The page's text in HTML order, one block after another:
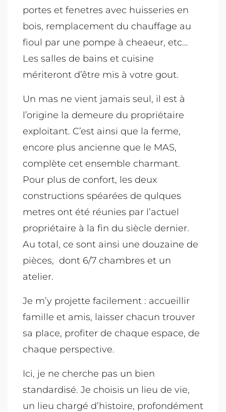
portes et fenetres avec huisseries en
bois, remplacement du chauffage au
fioul par une pompe à cheaeur, etc…
Les salles de bains et cuisine
mériteront d’être mis à votre gout.
Un mas ne vient jamais seul, il est à
l’origine la demeure du propriétaire
exploitant. C’est ainsi que la ferme,
encore plus ancienne que le MAS,
complète cet ensemble charmant.
Pour plus de confort, les deux
constructions spéarées de qulques
metres ont été réunies par l’actuel
propriétaire à la fin du siècle dernier.
Au total, ce sont ainsi une douzaine de
pièces, dont 6/7 chambres et un
atelier.
Je m’y projette facilement : accueillir
famille et amis, laisser chacun trouver
sa place, profiter de chaque espace, de
chaque perspective.
Ici, je ne cherche pas un bien
standardisé. Je choisis un lieu de vie,
un lieu chargé d’histoire, profondément